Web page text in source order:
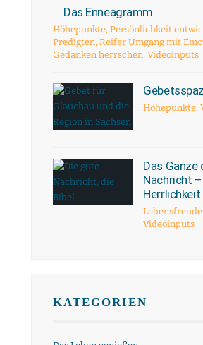
Das Enneagramm
Höhepunkte, Persönlichkeit
Predigten, Reifer Umgang mit
Gedanken herrschen, Videoinputs
Höhepunkte,
Das Ganze
Nachricht
Herrlichkeit
Videoinputs
KATEGORIEN